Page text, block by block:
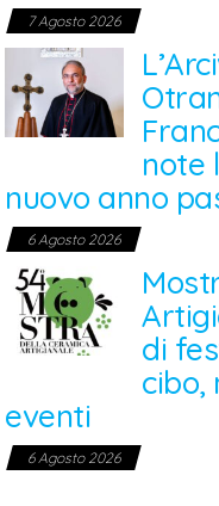
7 Agosto 2026
note
nuovo anno
6 Agosto 2026
di
cibo,
eventi
6 Agosto 2026